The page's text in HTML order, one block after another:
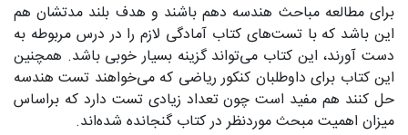
برای مطالعه مباحث هندسه دهم باشند و هدف بلند مدتشان هم
این باشد که با تست‌های کتاب آمادگی لازم را در درس مربوطه به
دست آورند، این کتاب می‌تواند گزینه بسیار خوبی باشد. همچنین
این کتاب برای داوطلبان کنکور ریاضی که می‌خواهند تست هندسه
حل کنند هم مفید است چون تعداد زیادی تست دارد که براساس
میزان اهمیت مبحث موردنظر در کتاب گنجانده شده‌اند.